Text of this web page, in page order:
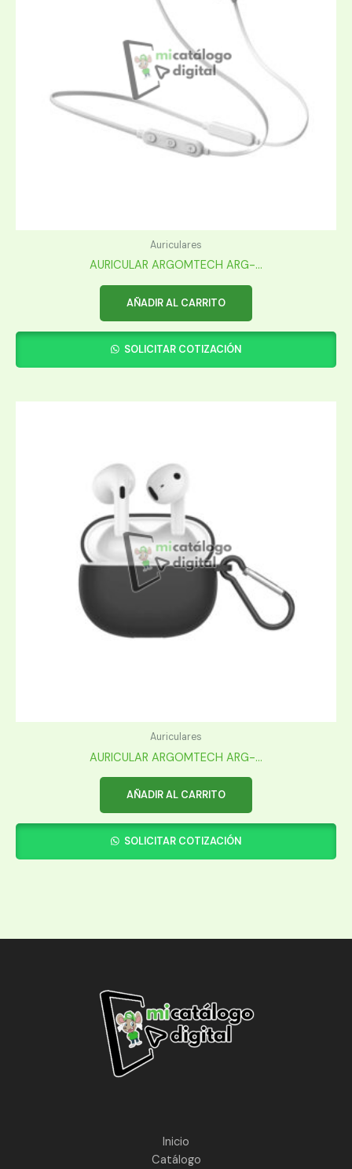
Auriculares
AURICULAR ARGOMTECH ARG-...
AÑADIR AL CARRITO
SOLICITAR COTIZACIÓN
Auriculares
AURICULAR ARGOMTECH ARG-...
AÑADIR AL CARRITO
SOLICITAR COTIZACIÓN
Inicio
Catálogo